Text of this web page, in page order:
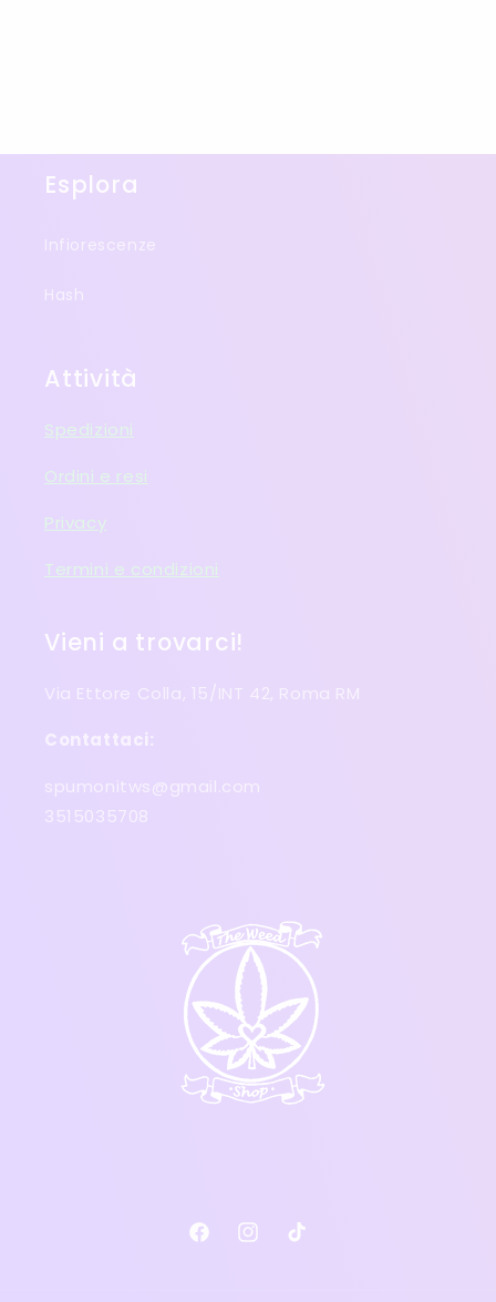
Esplora
Infiorescenze
Hash
Attività
Spedizioni
Ordini e resi
Privacy
Termini e condizioni
Vieni a trovarci!
Via Ettore Colla, 15/INT 42, Roma RM
Contattaci:
spumonitws@gmail.com
3515035708
FacebookInstagram
TikTok